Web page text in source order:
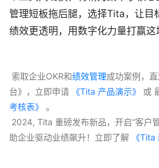
管理短板拖后腿，选择Tita，让目
绩效更透明，用数字化力量打赢这
索取企业OKR和绩效管理成功案例，
台》，立即申请 《Tita 产品演示》 或
考核表》
。
助企业驱动业绩飙升！立即了解 《Tita